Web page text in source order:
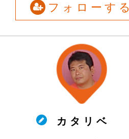
フォローする
カ タ リ ベ